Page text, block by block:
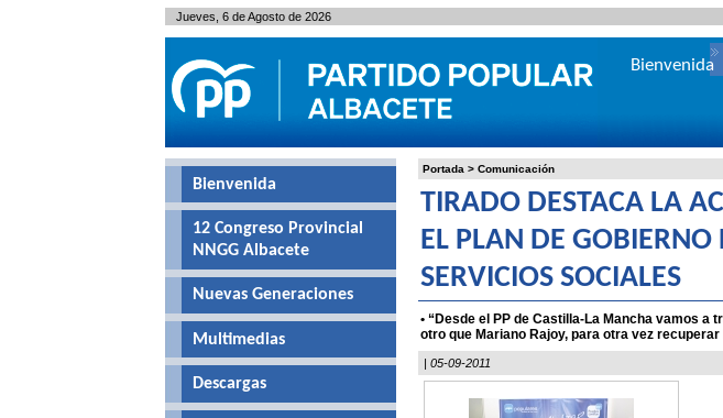
Portada > Comunicación
TIRADO DESTACA LA
EL PLAN DE GOBIERNO
SERVICIOS SOCIALES
• “Desde el PP de Castilla-La Mancha vamos
otro que Mariano Rajoy, para otra vez
| 05-09-2011
Bienvenida
12 Congreso Provincial
NNGG Albacete
Nuevas Generaciones
Multimedias
Descargas
Jueves, 6 de Agosto de 2026
Bienvenida